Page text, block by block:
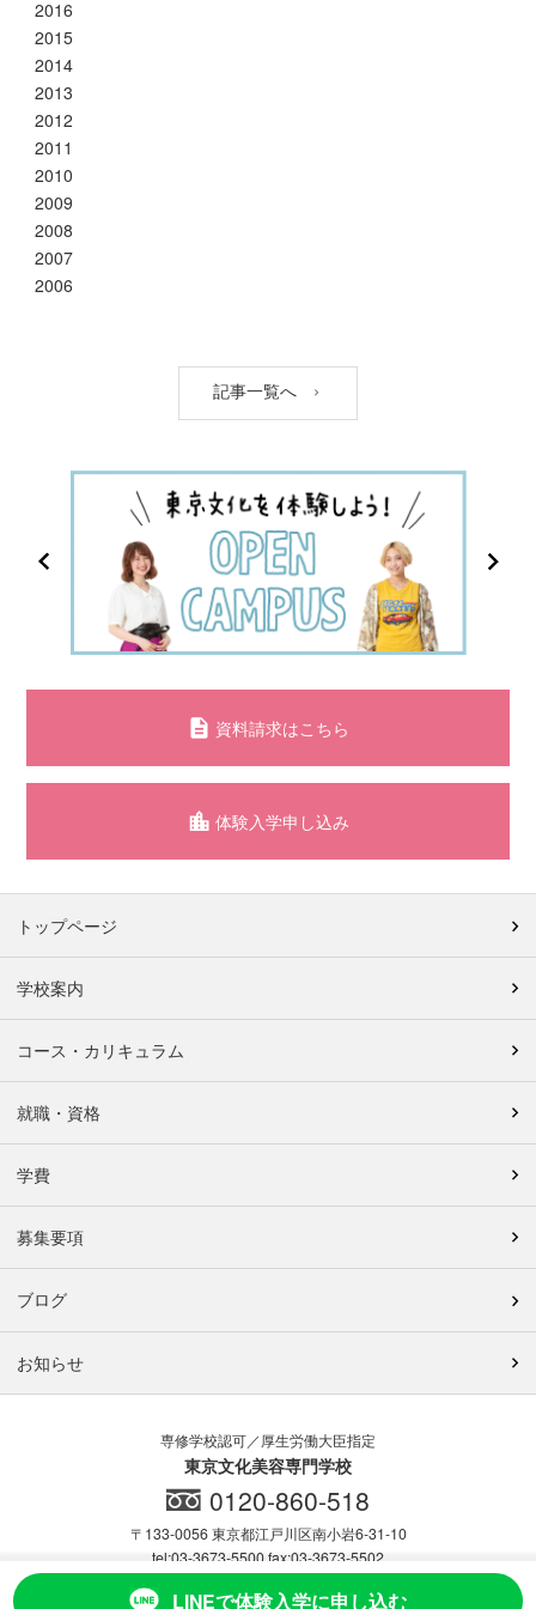
2016
2015
2014
2013
2012
2011
2010
2009
2008
2007
2006
記事一覧へ
資料請求はこちら
体験入学申し込み
トップページ
学校案内
コース・カリキュラム
就職・資格
学費
募集要項
ブログ
お知らせ
LINEで体験入学に申し込む
専修学校認可／厚生労働大臣指定
東京文化美容専門学校
0120-860-518
〒133-0056 東京都江戸川区南小岩6-31-10
tel:03-3673-5500 fax:03-3673-5502
Map 採用情報